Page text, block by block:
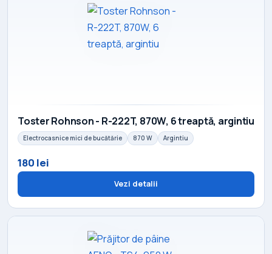
Toster Rohnson - R-222T, 870W, 6 treaptă, argintiu
Electrocasnice mici de bucătărie 870 W Argintiu
180 lei
Vezi detalii